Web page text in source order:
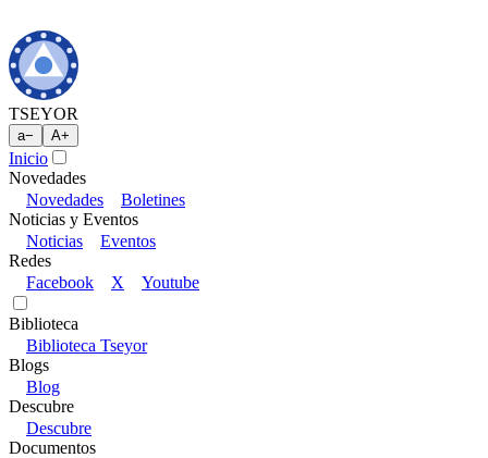
TSEYOR
a− A+
Inicio
Novedades
Novedades
Boletines
Noticias y Eventos
Noticias
Eventos
Redes
Facebook
X Youtube
Biblioteca
Biblioteca Tseyor
Blogs
Blog
Descubre
Descubre
Documentos